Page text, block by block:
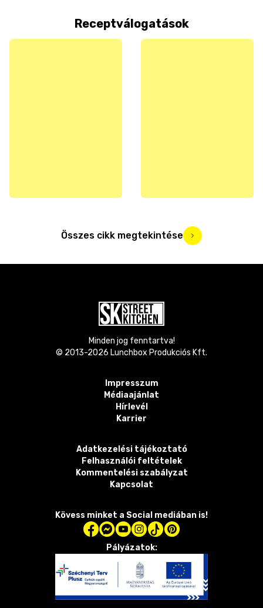
Receptválogatások
Összes cikk megtekintése
Minden jog fenntartva!
© 2013-2026 Lunchbox Produkciós Kft.
Impresszum
Médiaajánlat
Hírlevél
Karrier
Adatkezelési tájékoztató
Felhasználói feltételek
Kommentelési szabályzat
Kapcsolat
Kövess minket a Social mediában is!
Pályázatok: